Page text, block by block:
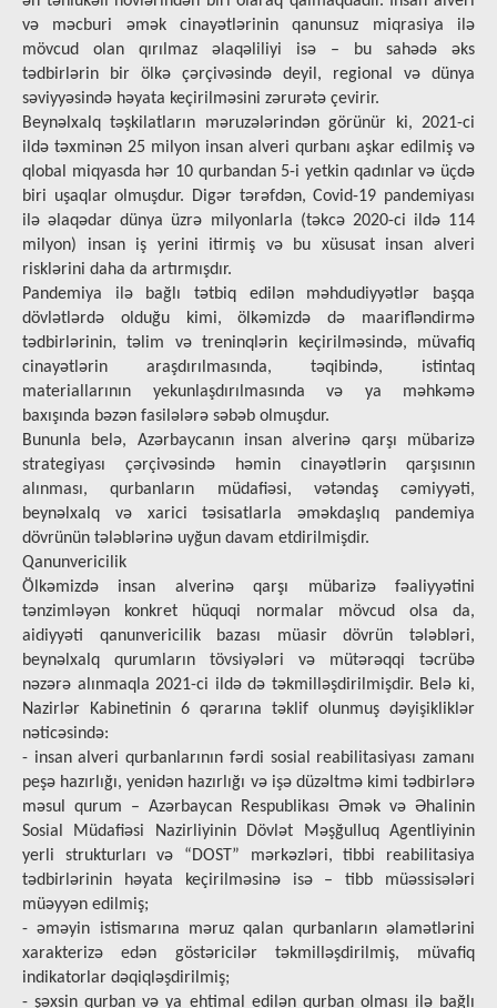
və məcburi əmək cinayətlərinin qanunsuz miqrasiya ilə
mövcud olan qırılmaz əlaqəliliyi isə – bu sahədə əks
tədbirlərin bir ölkə çərçivəsində deyil, regional və dünya
səviyyəsində həyata keçirilməsini zərurətə çevirir.
Beynəlxalq təşkilatların məruzələrindən görünür ki, 2021-ci
ildə təxminən 25 milyon insan alveri qurbanı aşkar edilmiş və
qlobal miqyasda hər 10 qurbandan 5-i yetkin qadınlar və üçdə
biri uşaqlar olmuşdur. Digər tərəfdən, Covid-19 pandemiyası
ilə əlaqədar dünya üzrə milyonlarla (təkcə 2020-ci ildə 114
milyon) insan iş yerini itirmiş və bu xüsusat insan alveri
risklərini daha da artırmışdır.
Pandemiya ilə bağlı tətbiq edilən məhdudiyyətlər başqa
dövlətlərdə olduğu kimi, ölkəmizdə də maarifləndirmə
tədbirlərinin, təlim və treninqlərin keçirilməsində, müvafiq
cinayətlərin araşdırılmasında, təqibində, istintaq
materiallarının yekunlaşdırılmasında və ya məhkəmə
baxışında bəzən fasilələrə səbəb olmuşdur.
Bununla belə, Azərbaycanın insan alverinə qarşı mübarizə
strategiyası çərçivəsində həmin cinayətlərin qarşısının
alınması, qurbanların müdafiəsi, vətəndaş cəmiyyəti,
beynəlxalq və xarici təsisatlarla əməkdaşlıq pandemiya
dövrünün tələblərinə uyğun davam etdirilmişdir.
Qanunvericilik
Ölkəmizdə insan alverinə qarşı mübarizə fəaliyyətini
tənzimləyən konkret hüquqi normalar mövcud olsa da,
aidiyyəti qanunvericilik bazası müasir dövrün tələbləri,
beynəlxalq qurumların tövsiyələri və mütərəqqi təcrübə
nəzərə alınmaqla 2021-ci ildə də təkmilləşdirilmişdir. Belə ki,
Nazirlər Kabinetinin 6 qərarına təklif olunmuş dəyişikliklər
nəticəsində:
- insan alveri qurbanlarının fərdi sosial reabilitasiyası zamanı
peşə hazırlığı, yenidən hazırlığı və işə düzəltmə kimi tədbirlərə
məsul qurum – Azərbaycan Respublikası Əmək və Əhalinin
Sosial Müdafiəsi Nazirliyinin Dövlət Məşğulluq Agentliyinin
yerli strukturları və “DOST” mərkəzləri, tibbi reabilitasiya
tədbirlərinin həyata keçirilməsinə isə – tibb müəssisələri
müəyyən edilmiş;
- əməyin istismarına məruz qalan qurbanların əlamətlərini
xarakterizə edən göstəricilər təkmilləşdirilmiş, müvafiq
indikatorlar dəqiqləşdirilmiş;
- şəxsin qurban və ya ehtimal edilən qurban olması ilə bağlı